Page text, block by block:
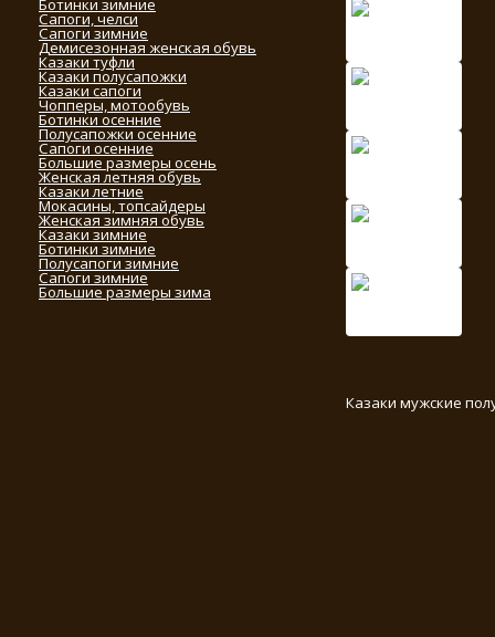
Ботинки зимние
Сапоги, челси
Сапоги зимние
Демисезонная женская обувь
Казаки туфли
Казаки полусапожки
Казаки сапоги
Чопперы, мотообувь
Ботинки осенние
Полусапожки осенние
Сапоги осенние
Большие размеры осень
Женская летняя обувь
Казаки летние
Мокасины, топсайдеры
Женская зимняя обувь
Казаки зимние
Ботинки зимние
Полусапоги зимние
Сапоги зимние
Большие размеры зима
Казаки мужские